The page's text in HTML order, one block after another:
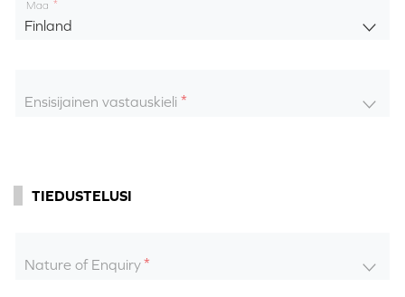
Maa
Finland
Ensisijainen vastauskieli
TIEDUSTELUSI
Nature of Enquiry